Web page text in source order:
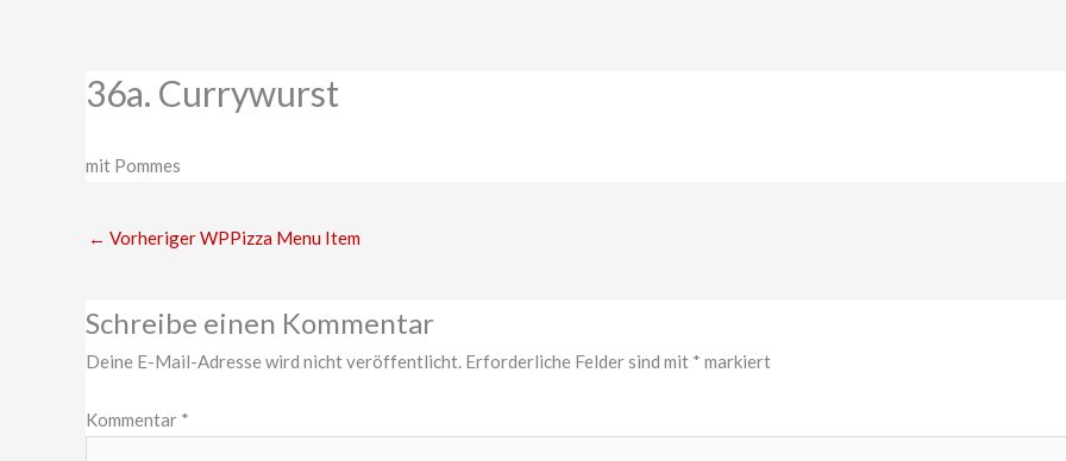
36a. Currywurst
mit Pommes
← Vorheriger WPPizza Menu Item
Schreibe einen Kommentar
Deine E-Mail-Adresse wird nicht veröffentlicht. Erforderliche Felder sind mit * markiert
Kommentar *